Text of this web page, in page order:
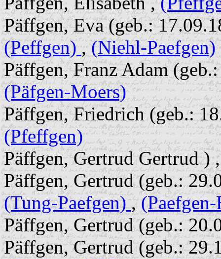
Päffgen, Eva (geb.:
(Peffgen),(Niehl-Paefgen)
Päffgen, Franz Adam
(Päfgen-Moers)
Päffgen, Friedrich (geb.:
(Pfeffgen)
Päffgen, Gertrud Gertrud )
Päffgen, Gertrud (geb.:
(Tung-Paefgen),
Päffgen, Gertrud (geb.:
Päffgen, Gertrud (geb.: